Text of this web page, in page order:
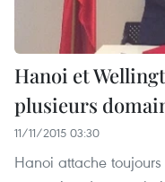
Hanoi et
plusieurs
11/11/2015 03:30
Hanoi attache